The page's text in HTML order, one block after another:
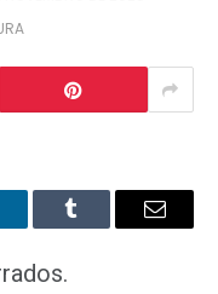
Tumblr
E-